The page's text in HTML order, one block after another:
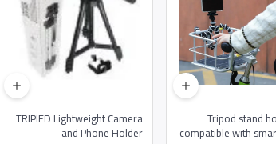
Tripod stand
compatible with
TRIPIED Lightweight Camera
and Phone Holder